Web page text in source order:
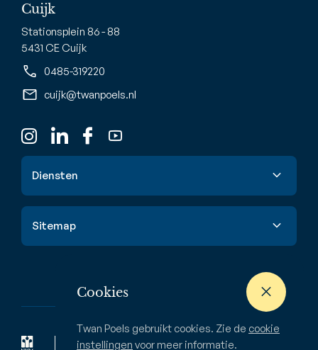
Cookies
Twan Poels gebruikt cookies. Zie de cookie
instellingen voor meer informatie.
Cuijk
Stationsplein 86 - 88
5431 CE Cuijk
0485-319220
cuijk@twanpoels.nl
Diensten
Waardebepaling
Verhuur & huur
Zoekopdracht
Sitemap
Nieuwbouw
Bedrijven